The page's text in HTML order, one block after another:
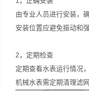
由专业人员进行安装，
安装位置应避免振动和
2，定期检查
定期查看水表运行情况
机械水表需定期清理滤